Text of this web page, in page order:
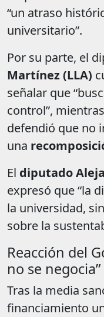
“un atraso
universitario”.
Por su parte, el
Martínez (LLA)
señalar que
control”,
defendió que no
una
El diputado
expresó que “la
la universidad,
sobre la
Reacción del
no se negocia”
Tras la media
financiamiento